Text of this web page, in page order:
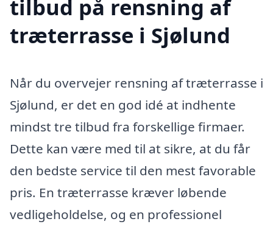
tilbud på rensning af
træterrasse i Sjølund
Når du overvejer rensning af træterrasse i
Sjølund, er det en god idé at indhente
mindst tre tilbud fra forskellige firmaer.
Dette kan være med til at sikre, at du får
den bedste service til den mest favorable
pris. En træterrasse kræver løbende
vedligeholdelse, og en professionel